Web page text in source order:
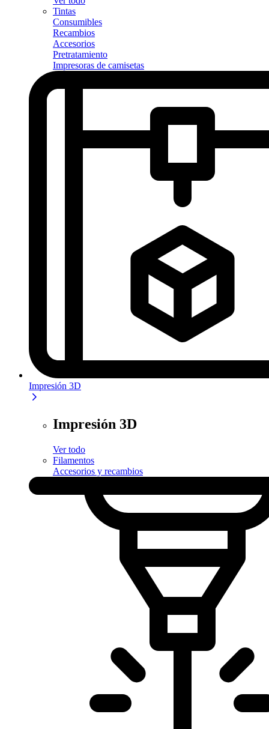
Tintas
Consumibles
Recambios
Accesorios
Pretratamiento
Impresoras de camisetas
Impresión 3D
Impresión 3D
Ver todo
Filamentos
Accesorios y recambios